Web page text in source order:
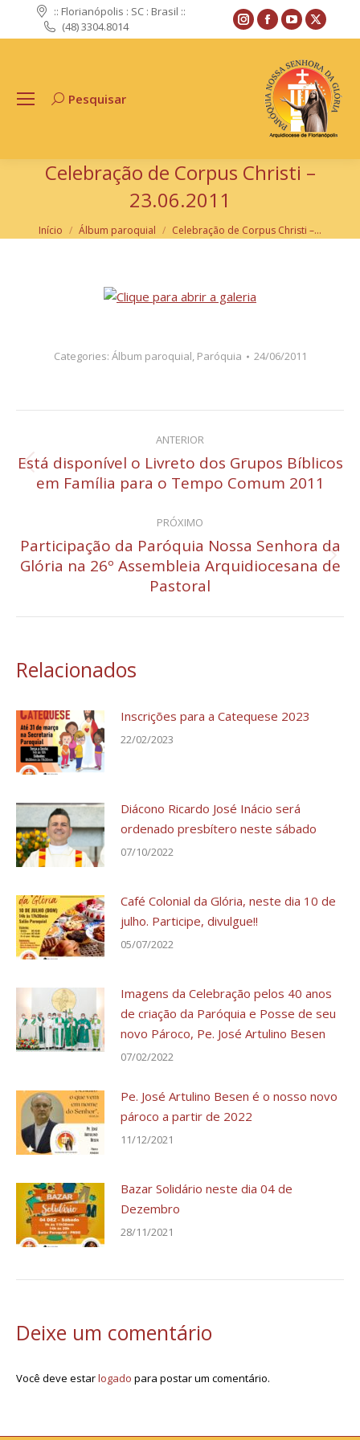
:: Florianópolis : SC : Brasil ::
(48) 3304.8014
Instagram
page
new
window
Facebook
page
opens
in
new
window
YouTube
page
opens
in
new
window
X
page
in
new
Search:Pesquisar
Celebração de Corpus Christi –
23.06.2011
Você está aqui:
Início Álbum paroquial Celebração de Corpus Christi –…
Categories: Álbum paroquial, Paróquia 24/06/2011
Navegação
de
post:
ANTERIOR
Post
anterior:
Está disponível o Livreto dos Grupos Bíblicos
em Família para o Tempo Comum 2011
PRÓXIMO
Próximo
post:
Participação da Paróquia Nossa Senhora da
Glória na 26º Assembleia Arquidiocesana de
Pastoral
Relacionados
Inscrições para a Catequese 2023
22/02/2023
Diácono Ricardo José Inácio será
ordenado presbítero neste sábado
07/10/2022
Café Colonial da Glória, neste dia 10 de
julho. Participe, divulgue!!
05/07/2022
Imagens da Celebração pelos 40 anos
de criação da Paróquia e Posse de seu
novo Pároco, Pe. José Artulino Besen
07/02/2022
Pe. José Artulino Besen é o nosso novo
pároco a partir de 2022
11/12/2021
Bazar Solidário neste dia 04 de
Dezembro
28/11/2021
Deixe um comentário
Você deve estarlogado para postar um comentário.